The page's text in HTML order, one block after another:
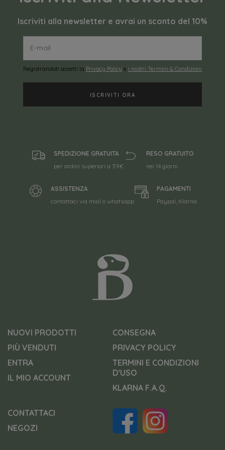
Iscriviti alla newsletter e avrai un sconto del 10%
Registrandoti accetti la Privacy Policy e i nostri Termini & Condizioni
SPEDIZIONE GRATUITA
per ordini superiori a 39€
RESO GRATUITO
nei 14 giorni
ASSISTENZA
contattaci via mail o whatsapp
PAGAMENTI
Paypal, Klarna
NUOVI PRODOTTI
PIÙ VENDUTI
ENTRA
IL MIO ACCOUNT
CONSEGNA
PRIVACY POLICY
TERMINI E CONDIZIONI
D'USO
KLARNA F.A.Q.
CONTATTACI
NEGOZI